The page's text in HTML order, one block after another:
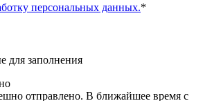
персональных данных.*
для заполнения
отправлено. В ближайшее время с